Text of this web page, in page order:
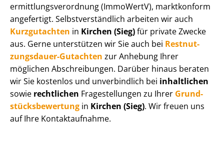
ermitt­lungs­ver­ord­nung (ImmoWertV), marktkonform
angefertigt. Selbst­ver­ständ­lich arbeiten wir auch
Kurzgutachten in Kirchen (Sieg)für private Zwecke
aus. Gerne unterstützen wir Sie auch bei Rest­nut­
zungs­dau­er-Gutachten zur Anhebung Ihrer
möglichen Abschreibungen. Darüber hinaus beraten
wir Sie kostenlos und unverbindlich bei inhaltlichen
sowie rechtlichen Fragestellungen zu Ihrer Grund­
stücks­be­wer­tung in Kirchen (Sieg). Wir freuen uns
auf Ihre Kontaktaufnahme.